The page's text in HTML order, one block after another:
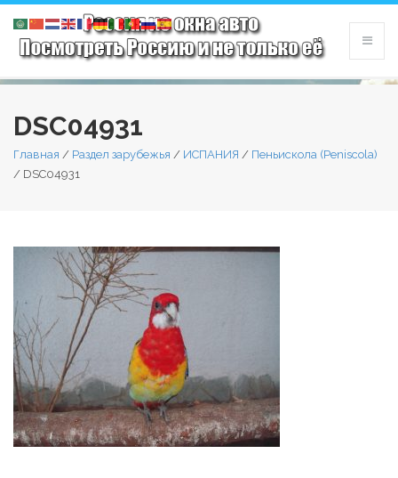
DSC04931
Главная / Раздел зарубежья / ИСПАНИЯ / Пеньискола (Peniscola)
/ DSC04931